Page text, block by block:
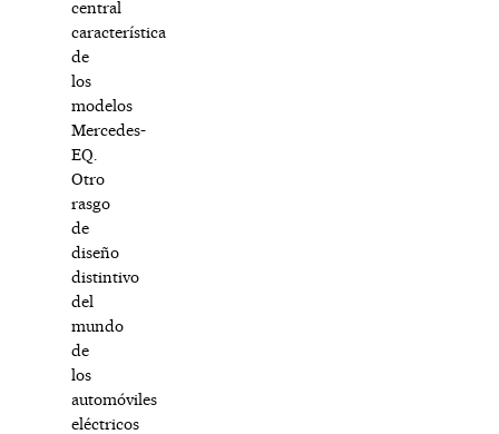
central
característica
de
los
modelos
Mercedes-
EQ.
Otro
rasgo
de
diseño
distintivo
del
mundo
de
los
automóviles
eléctricos